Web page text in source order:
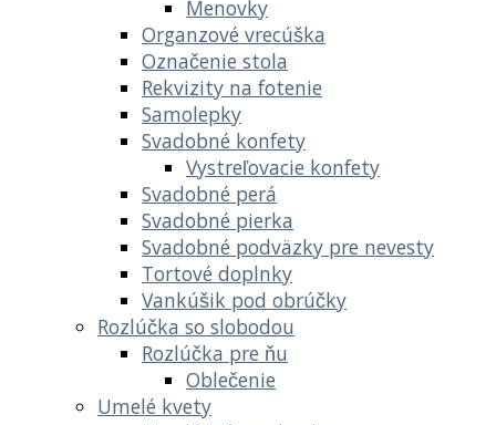
Menovky
Organzové vrecúška
Označenie stola
Rekvizity na fotenie
Samolepky
Svadobné konfety
Vystreľovacie konfety
Svadobné perá
Svadobné pierka
Svadobné podväzky pre nevesty
Tortové doplnky
Vankúšik pod obrúčky
Rozlúčka so slobodou
Rozlúčka pre ňu
Oblečenie
Umelé kvety